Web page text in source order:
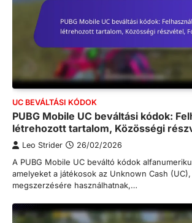
UC BEVÁLTÁSI KÓDOK
PUBG Mobile UC beváltási kódok:
létrehozott tartalom, Közösségi
Leo Strider 26/02/2026
A PUBG Mobile UC beváltó kódok
amelyeket a játékosok az Unknown Cash
megszerzésére használhatnak,…